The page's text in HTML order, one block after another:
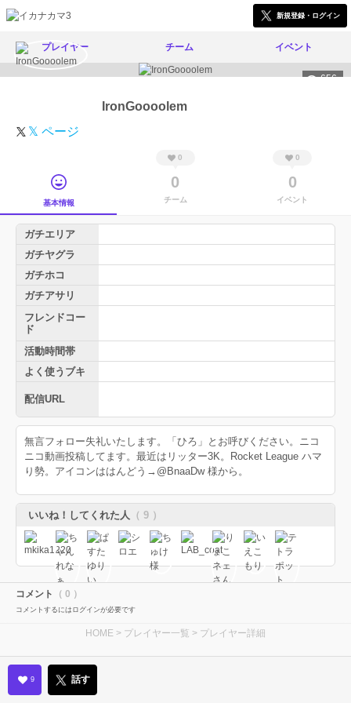
新規登録・ログイン
プレイヤー チーム イベント
656
IronGoooolem
𝕏 ページ
基本情報
0
0
チーム
0
0
イベント
ガチエリア
ガチヤグラ
ガチホコ
ガチアサリ
フレンドコー
ド
活動時間帯
よく使うブキ
配信URL
無言フォロー失礼いたします。「ひろ」とお呼びください。ニコ
ニコ動画投稿してます。最近はリッター3K。Rocket League ハマ
り勢。アイコンははんどう→@BnaaDw 様から。
いいね！してくれた人 （ 9 ）
コメント （ 0 ）
コメントするにはログインが必要です
HOME > プレイヤー一覧 > プレイヤー詳細
9 話す